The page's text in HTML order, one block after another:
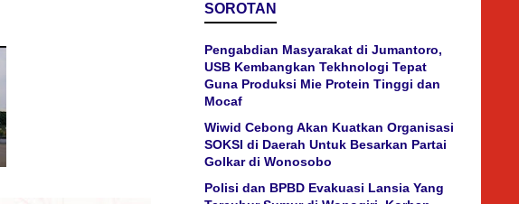
SOROTAN
Pengabdian Masyarakat di Jumantoro,
USB Kembangkan Tekhnologi Tepat
Guna Produksi Mie Protein Tinggi dan
Mocaf
Wiwid Cebong Akan Kuatkan Organisasi
SOKSI di Daerah Untuk Besarkan Partai
Golkar di Wonosobo
Polisi dan BPBD Evakuasi Lansia Yang